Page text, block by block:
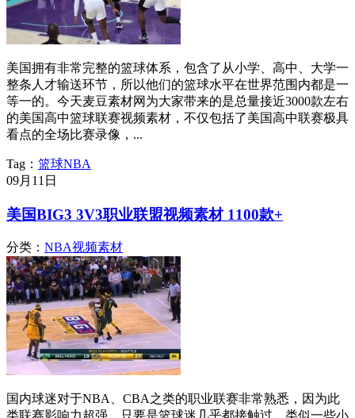
美国拥有非常完整的篮球体系，包含了从小学、高中、大学一
整条人才输送环节，所以他们的篮球水平在世界范围内都是一
等一的。今天麦豆素材网为大家带来的是总量接近3000款左右
的美国高中篮球联赛视频素材，不仅包括了美国高中联赛极具
看点的全场比赛录像，...
Tag： 篮球NBA
09月 11日
美国BIG3 3V3职业联盟视频素材 1100款+
分类： NBA视频素材
国内球迷对于NBA、CBA之类的职业联赛非常熟悉，因为此